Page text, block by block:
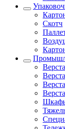
Скотч
Шкафы